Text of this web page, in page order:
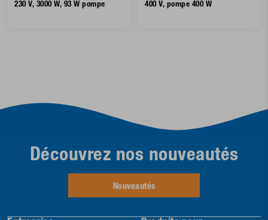
230 V, 3000 W, 93 W pompe
400 V, pompe 400 W
Découvrez nos nouveautés
Nouveautés